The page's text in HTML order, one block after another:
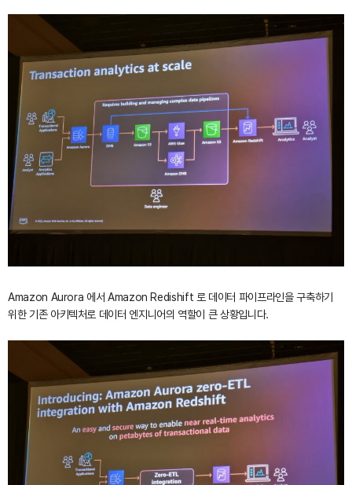
Amazon Aurora 에서 Amazon Redishift 로 데이터 파이프라인을 구축하기
위한 기존 아키텍처로 데이터 엔지니어의 역할이 큰 상황입니다.